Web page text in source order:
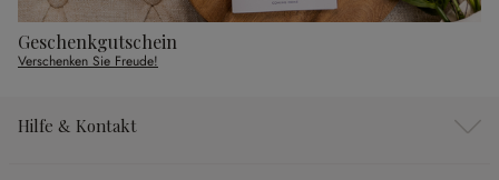
Geschenkgutschein
Verschenken Sie Freude!
Hilfe & Kontakt